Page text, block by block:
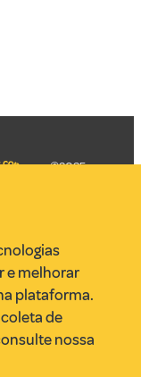
©2025
e melhorar
plataforma.
de
nossa